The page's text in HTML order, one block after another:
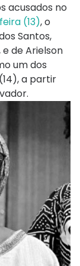
acusados no
(13), o
Santos,
de Arielson
um dos
a partir